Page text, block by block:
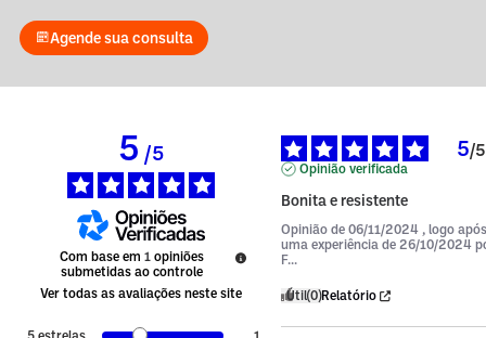
Agende sua consulta
5/5
Com base em 1 opiniões
submetidas ao controle
Ver todas as avaliações neste site
5/5
Opinião verificada
Bonita e resistente
Opinião de 06/11/2024 , logo após
uma experiência de 26/10/2024
F...
Útil(0)Relatório